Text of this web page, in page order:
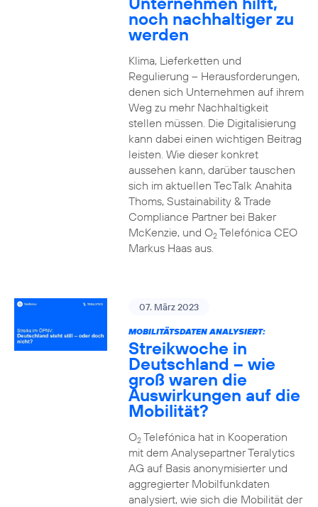
noch nachhaltiger zu
werden
Klima, Lieferketten und
Regulierung – Herausforderungen,
denen sich Unternehmen auf ihrem
Weg zu mehr Nachhaltigkeit
stellen müssen. Die Digitalisierung
kann dabei einen wichtigen Beitrag
leisten. Wie dieser konkret
aussehen kann, darüber tauschen
sich im aktuellen TecTalk Anahita
Thoms, Sustainability & Trade
Compliance Partner bei Baker
McKenzie, und O2Telefónica CEO
Markus Haas aus.
07. März 2023
MOBILITÄTSDATEN ANALYSIERT:
Streikwoche in
Deutschland – wie
groß waren die
Auswirkungen auf die
Mobilität?
O2Telefónica hat in Kooperation
mit dem Analysepartner Teralytics
AG auf Basis anonymisierter und
aggregierter Mobilfunkdaten
analysiert, wie sich die Mobilität der